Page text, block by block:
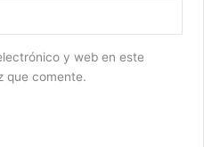
y web en este
que comente.